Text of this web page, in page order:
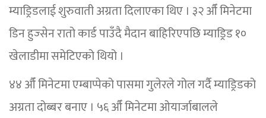
म्याड्रिडलाई शुरुवाती अग्रता दिलाएका थिए । ३२ औँ मिनेटमा
डिन हुज्सेन रातो कार्ड पाउँदै मैदान बाहिरिएपछि म्याड्रिड १०
खेलाडीमा समेटिएको थियो ।
४४ औँ मिनेटमा एम्बाप्पेको पासमा गुलेरले गोल गर्दै म्याड्रिडको
अग्रता दोब्बर बनाए । ५६ औँ मिनेटमा ओयार्जाबालले